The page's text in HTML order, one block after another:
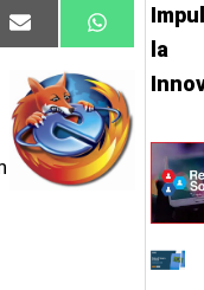
Compartir
en
Email
Compartir
en
WhatsApp
la